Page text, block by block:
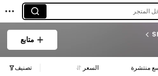
المتجر
متابع
منتشرة السعر تصنيف